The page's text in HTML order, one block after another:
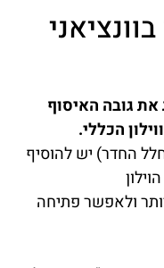
גובה האיסוף
הכללי.
החדר) יש להוסיף
ולאפשר פתיחה